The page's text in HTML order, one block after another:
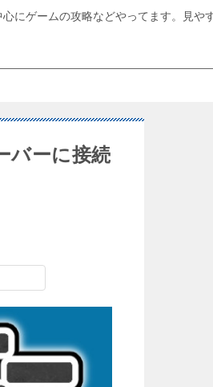
心にゲームの攻略などやってます。見や
バーに接続